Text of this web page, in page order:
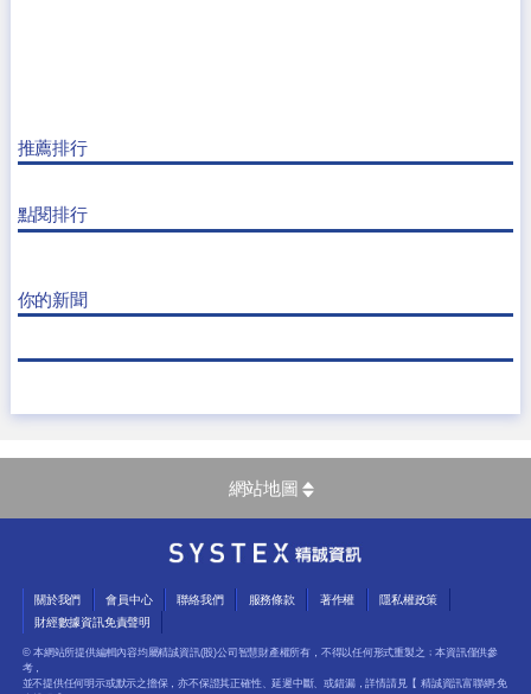
推薦排行
點閱排行
你的新聞
網站地圖
關於我們 會員中心 聯絡我們 服務條款 著作權
隱私權政策
財經數據資訊免責聲明
© 本網站所提供編輯內容均屬精誠資訊(股)公司智慧財產權所有，不得以任何形式重製之﹔本資訊僅供參
考，
並不提供任何明示或默示之擔保，亦不保證其正確性、延遲中斷、或錯漏，詳情請見【 精誠資訊富聯網-免